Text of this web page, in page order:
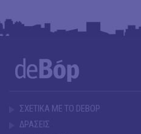
ΣΧΕΤΙΚΑ ΜΕ ΤΟ DEBOP
ΔΡΑΣΕΙΣ